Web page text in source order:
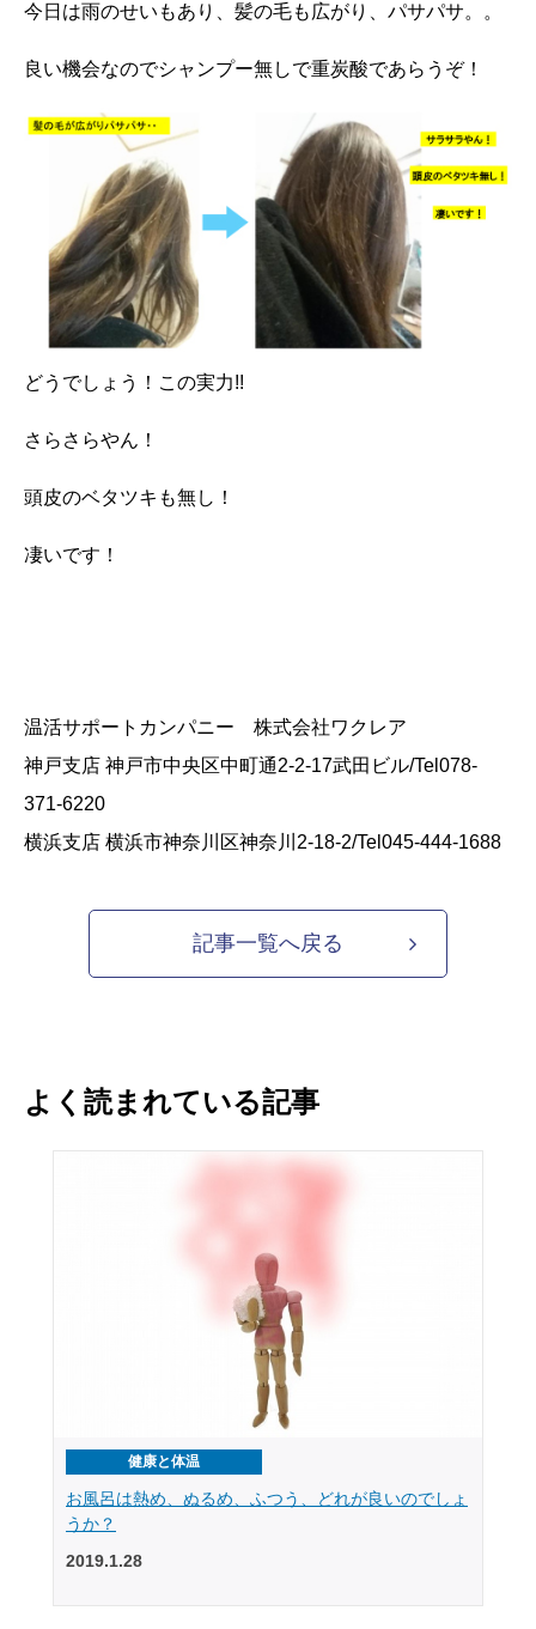
今日は雨のせいもあり、髪の毛も広がり、パサパサ。。
良い機会なのでシャンプー無しで重炭酸であらうぞ！
どうでしょう！この実力!!
さらさらやん！
頭皮のベタツキも無し！
凄いです！
温活サポートカンパニー 株式会社ワクレア
神戸支店 神戸市中央区中町通2-2-17武田ビル/Tel078-
371-6220
横浜支店 横浜市神奈川区神奈川2-18-2/Tel045-444-1688
記事一覧へ戻る
よく読まれている記事
健康と体温
お風呂は熱め、ぬるめ、ふつう、どれが良いのでしょ
うか？
2019.1.28